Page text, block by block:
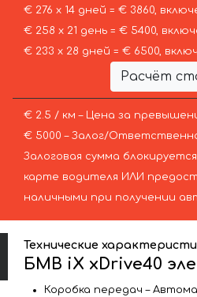
€ 276 х 14 дней = € 3860,
€ 258 х 21 день = € 5400,
€ 233 х 28 дней = € 6500,
Расчёт
€ 2.5 / км – Цена за
€ 5000 – Залог/
Залоговая сумма
карте водителя ИЛИ
наличными при получении
Технические
БМВ iX xDrive40
Коробка передач –